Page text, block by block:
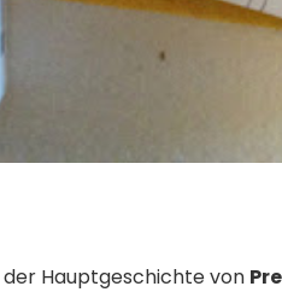
der Hauptgeschichte von